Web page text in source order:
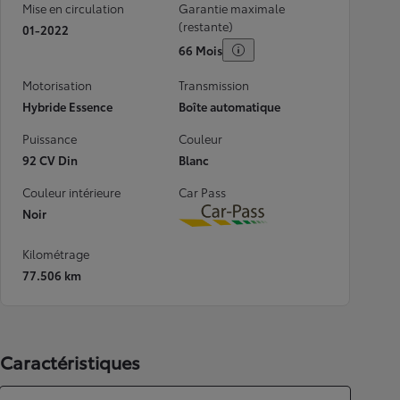
Mise en circulation
01-2022
Garantie maximale
(restante)
66 Mois
Motorisation
Hybride Essence
Transmission
Boîte automatique
Puissance
92 CV Din
Couleur
Blanc
Couleur intérieure
Noir
Car Pass
Download
Kilométrage
77.506 km
Caractéristiques